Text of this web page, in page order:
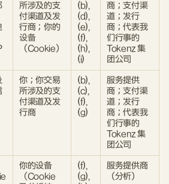
所涉及的支
付渠道及发
行商；你的
设备
（Cookie）
(b),
(d),
(e),
(f),
(h),
(i)
商；支付渠
道；发行
商；代表我
们行事的
Tokenz 集
团公司
你；你交易
所涉及的支
付渠道及发
行商
(b),
(c),
(f),
(g)
服务提供
商；支付渠
道；发行
商；代表我
们行事的
Tokenz 集
团公司
你的设备
（Cookie
(f),
(g),
服务提供商
（分析）